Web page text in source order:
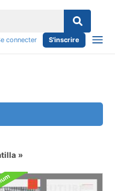
connecter S'inscrire